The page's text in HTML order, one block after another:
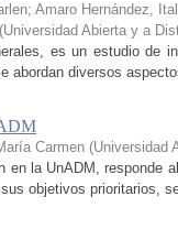
; Amaro Hernández,
(Universidad Abierta y a
es un estudio de
abordan diversos
Carmen (Universidad
en la UnADM, responde
objetivos prioritarios,